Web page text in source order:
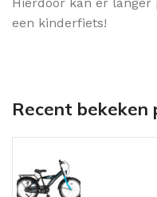
een kinderfiets!
Recent bekeken